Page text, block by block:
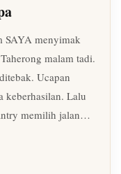
SAYA menyimak
malam tadi.
Ucapan
keberhasilan. Lalu
memilih jalan…